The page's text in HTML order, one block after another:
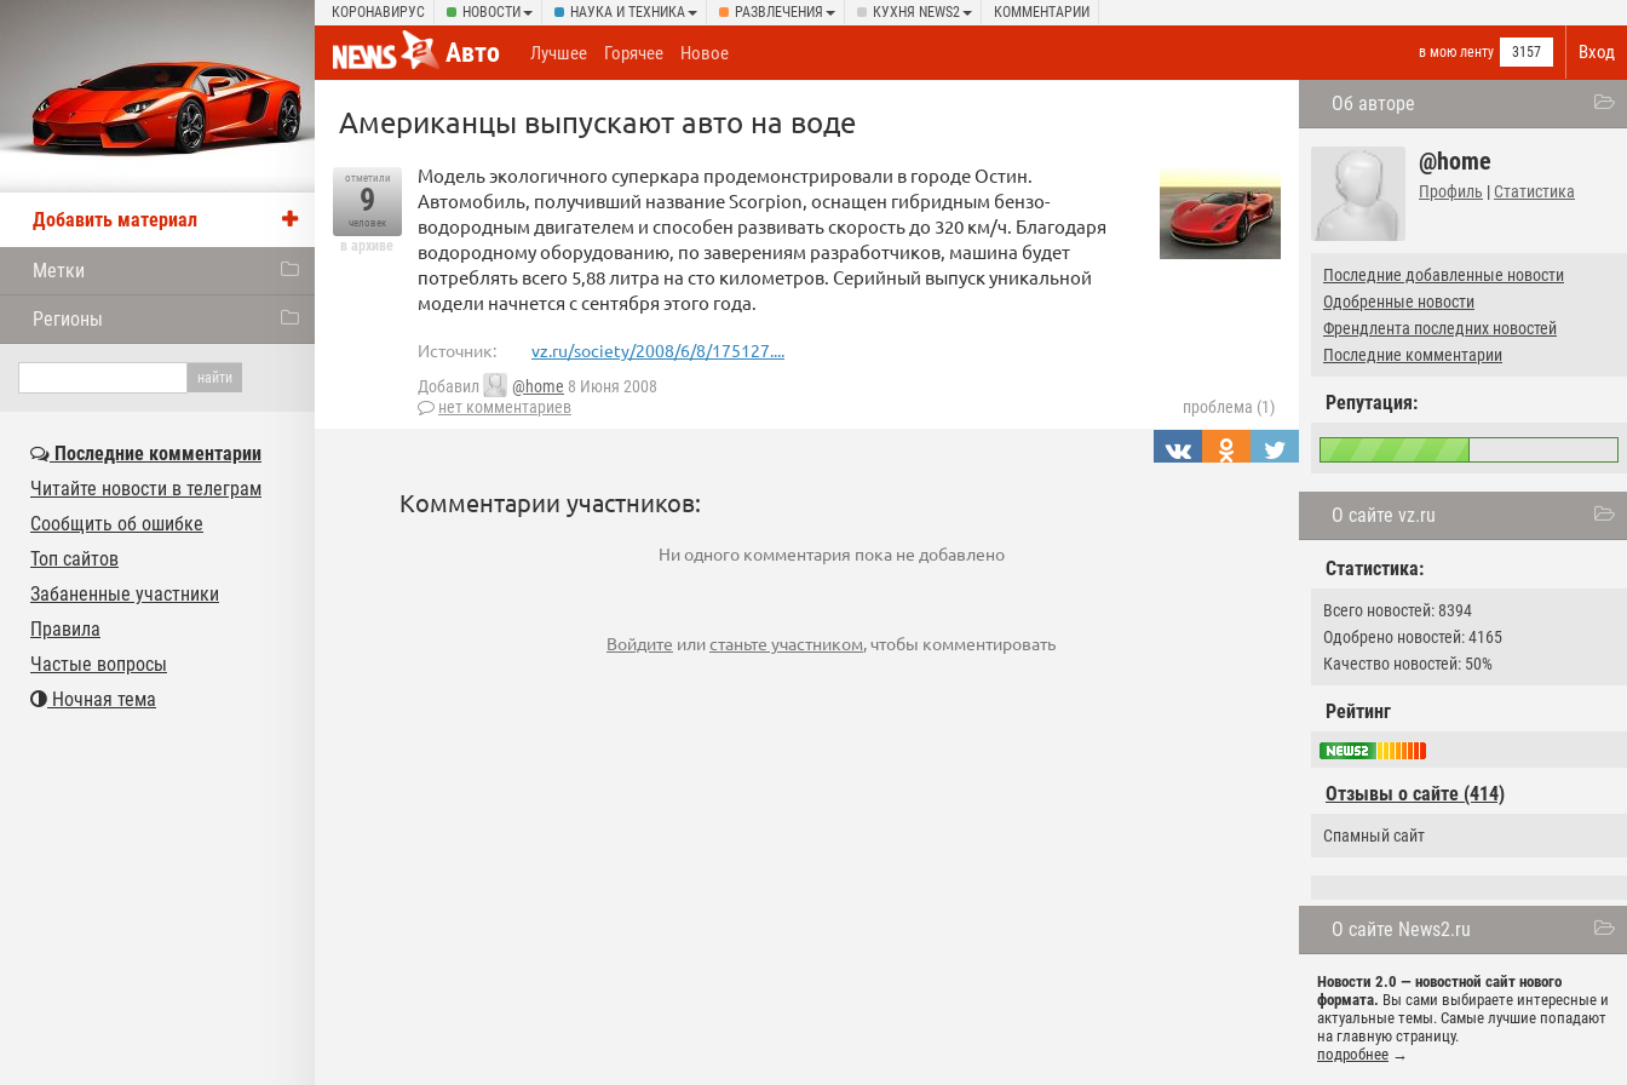
КОРОНАВИРУС НОВОСТИ НАУКА И ТЕХНИКА РАЗВЛЕЧЕНИЯ КУХНЯ NEWS2 КОММЕНТАРИИ
Вход
Авто в мою ленту 3157
Лучшее Горячее Новое
Об авторе
@home
Профиль | Статистика
Последние добавленные новости
Одобренные новости
Френдлента последних новостей
Последние комментарии
Репутация:
О сайте vz.ru
Статистика:
Всего новостей: 8394
Одобрено новостей: 4165
Качество новостей: 50%
Рейтинг
Отзывы о сайте (414)
Спамный сайт
О сайте News2.ru
Новости 2.0 — новостной сайт нового
формата. Вы сами выбираете интересные и
актуальные темы. Самые лучшие попадают
на главную страницу.
подробнее →
Американцы выпускают авто на воде
отметили
9
человек
в архиве
Модель экологичного суперкара продемонстрировали в городе Остин.
Автомобиль, получивший название Scorpion, оснащен гибридным бензо-
водородным двигателем и способен развивать скорость до 320 км/ч. Благодаря
водородному оборудованию, по заверениям разработчиков, машина будет
потреблять всего 5,88 литра на сто километров. Серийный выпуск уникальной
модели начнется с сентября этого года.
Источник: vz.ru/society/2008/6/8/175127....
Добавил @home 8 Июня 2008
нет комментариев
проблема (1)
Комментарии участников:
Ни одного комментария пока не добавлено
Войдите илистаньте участником, чтобы комментировать
Добавить материал
Метки
Регионы
Последние комментарии
Читайте новости в телеграм
Сообщить об ошибке
Топ сайтов
Забаненные участники
Правила
Частые вопросы
Ночная тема